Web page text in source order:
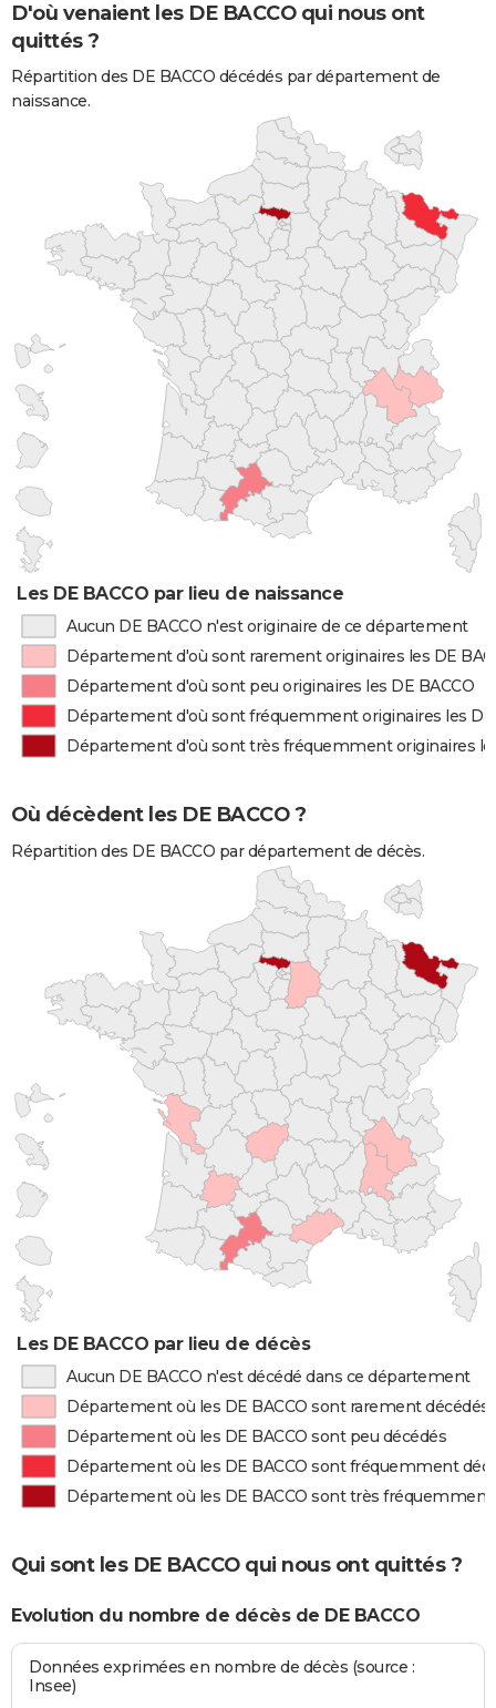
D'où venaient les DE BACCO qui nous ont
quittés ?
Répartition des DE BACCO décédés par département de
naissance.
Les DE BACCO par lieu de naissance
Aucun DE BACCO n'est originaire de ce département
Département d'où sont rarement originaires les DE
Département d'où sont peu originaires les DE BACCO
Département d'où sont fréquemment originaires les DE
Département d'où sont très fréquemment originaires
Où décèdent les DE BACCO ?
Répartition des DE BACCO par département de décès.
Les DE BACCO par lieu de décès
Aucun DE BACCO n'est décédé dans ce département
Département où les DE BACCO sont rarement décédés
Département où les DE BACCO sont peu décédés
Département où les DE BACCO sont fréquemment
Département où les DE BACCO sont très fréquemment
Qui sont les DE BACCO qui nous ont quittés ?
Evolution du nombre de décès de DE BACCO
Données exprimées en nombre de décès (source :
Insee)